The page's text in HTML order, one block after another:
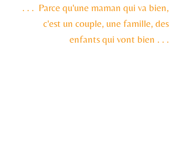
. . . Parce qu'une maman qui va bien,
c'est un couple, une famille, des
enfants qui vont bien . . .